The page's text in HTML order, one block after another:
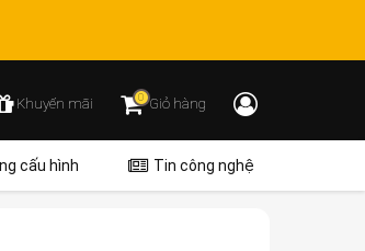
Khuyến mãi 0Giỏ hàng
cấu hình
Tin công nghệ